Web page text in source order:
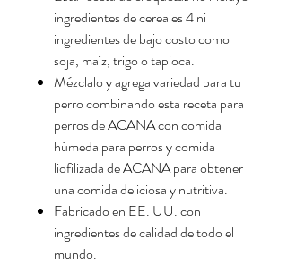
ingredientes de cereales 4 ni
ingredientes de bajo costo como
soja, maíz, trigo o tapioca.
Mézclalo y agrega variedad para tu
perro combinando esta receta para
perros de ACANA con comida
húmeda para perros y comida
liofilizada de ACANA para obtener
una comida deliciosa y nutritiva.
Fabricado en EE. UU. con
ingredientes de calidad de todo el
mundo.